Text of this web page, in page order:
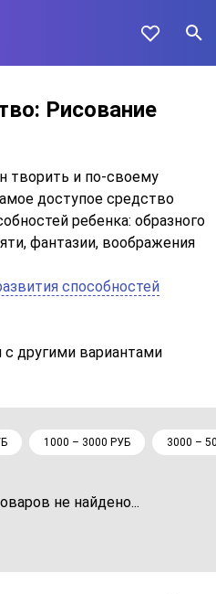
Рисование
творить и по-своему
доступое средство
ребенка: образного
фантазии, воображения
способностей
другими вариантами
1000 – 3000 РУБ 3000 –
не найдено...